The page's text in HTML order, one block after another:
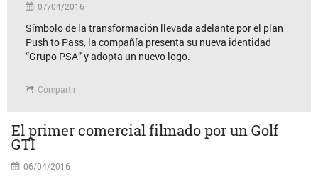
07/04/2016
Símbolo de la transformación llevada adelante por el plan
Push to Pass, la compañía presenta su nueva identidad
“Grupo PSA” y adopta un nuevo logo.
Compartir
El primer comercial filmado por un Golf
GTI
06/04/2016